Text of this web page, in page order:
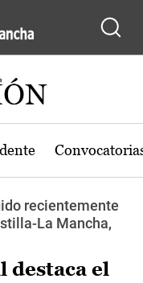
recientemente
La Mancha,
destaca el